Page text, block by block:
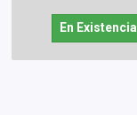
En Existencia